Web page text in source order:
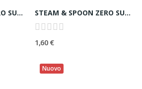
STEAM & SPOON ZERO SUGAR PEACH ICED TEA 복숭아아이스티... STEAM & SPOON ZERO SUGAR ICED BLACK COFFEE 블랙커피...
1,60 €
Nuovo